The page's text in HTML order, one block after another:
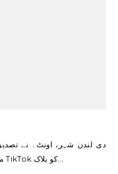
دی لندن شہر، اونٹ۔ نے تصدیق کی ہے کہ اس نے میونسپل
موبائل ڈیوائسز سے مشہور ایپ TikTok کو بلاک…